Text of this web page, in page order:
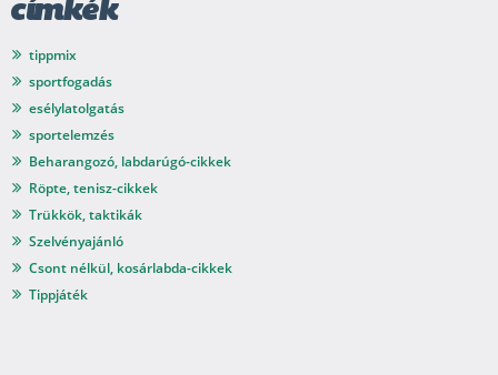
címkék
tippmix
sportfogadás
esélylatolgatás
sportelemzés
Beharangozó, labdarúgó-cikkek
Röpte, tenisz-cikkek
Trükkök, taktikák
Szelvényajánló
Csont nélkül, kosárlabda-cikkek
Tippjáték